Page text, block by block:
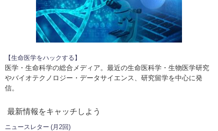
【生命医学をハックする】
医学・生命科学の総合メディア。最近の生命医科学・生物医学研究
やバイオテクノロジー・データサイエンス、研究留学を中心に発
信。
最新情報をキャッチしよう
ニュースレター (月2回)